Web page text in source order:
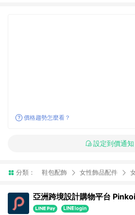
價格趨勢怎麼看？
設定到價通知
分類： 鞋包配飾 女性飾品配件
亞洲跨境設計購物平台 Pinkoi